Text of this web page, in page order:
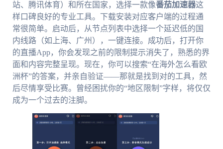
站、腾讯体育）和所在国家，选择一款像番茄加速器这
样口碑良好的专业工具。下载安装对应客户端的过程通
常很简单。启动后，从节点列表中选择一个延迟低的国
内线路（如上海、广州），一键连接。成功后，打开你
的直播App，你会发现之前的限制提示消失了，熟悉的界
面和内容完整呈现。现在，你可以搜索“在海外怎么看欧
洲杯”的答案，并亲自验证——那就是找到对的工具，然
后尽情享受比赛。曾经困扰你的“地区限制”字样，将仅仅
成为一个过去的注脚。